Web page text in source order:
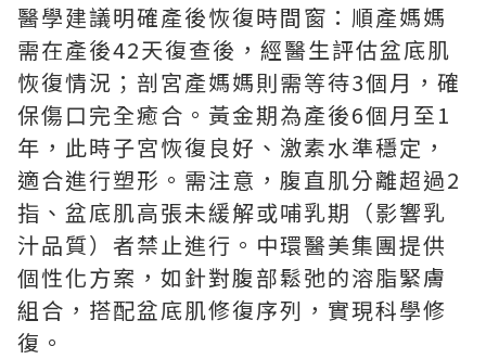
醫學建議明確產後恢復時間窗：順產媽媽
需在產後42天復查後，經醫生評估盆底肌
恢復情況；剖宮產媽媽則需等待3個月，確
保傷口完全癒合。黃金期為產後6個月至1
年，此時子宮恢復良好、激素水準穩定，
適合進行塑形。需注意，腹直肌分離超過2
指、盆底肌高張未緩解或哺乳期（影響乳
汁品質）者禁止進行。中環醫美集團提供
個性化方案，如針對腹部鬆弛的溶脂緊膚
組合，搭配盆底肌修復序列，實現科學修
復。